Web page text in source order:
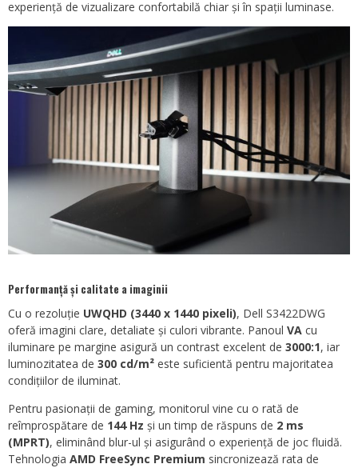
experiență de vizualizare confortabilă chiar și în spații luminase.
Performanță și calitate a imaginii
Cu o rezoluție UWQHD (3440 x 1440 pixeli), Dell S3422DWG
oferă imagini clare, detaliate și culori vibrante. Panoul VA cu
iluminare pe margine asigură un contrast excelent de 3000:1, iar
luminozitatea de 300 cd/m² este suficientă pentru majoritatea
condițiilor de iluminat.
Pentru pasionații de gaming, monitorul vine cu o rată de
reîmprospătare de 144 Hz și un timp de răspuns de 2 ms
(MPRT), eliminând blur-ul și asigurând o experiență de joc fluidă.
Tehnologia AMD FreeSync Premium sincronizează rata de